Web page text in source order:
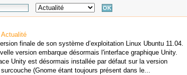
Actualité
finale de son système d’exploitation Linux Ubuntu 11.04.
version embarque désormais l'interface graphique Unity.
Unity est désormais installée par défaut sur la version
(Gnome étant toujours présent dans le...